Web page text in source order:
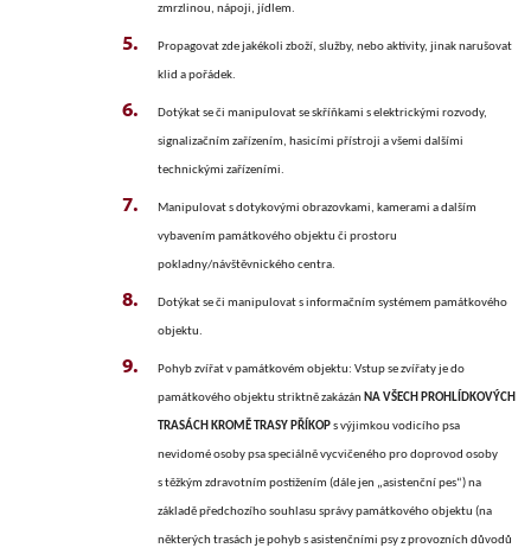
zmrzlinou, nápoji, jídlem.
Propagovat zde jakékoli zboží, služby, nebo aktivity, jinak narušovat
klid a pořádek.
Dotýkat se či manipulovat se skříňkami s elektrickými rozvody,
signalizačním zařízením, hasicími přístroji a všemi dalšími
technickými zařízeními.
Manipulovat s dotykovými obrazovkami, kamerami a dalším
vybavením památkového objektu či prostoru
pokladny/návštěvnického centra.
Dotýkat se či manipulovat s informačním systémem památkového
objektu.
Pohyb zvířat v památkovém objektu: Vstup se zvířaty je do
památkového objektu striktně zakázán NA VŠECH PROHLÍDKOVÝCH
TRASÁCH KROMĚ TRASY PŘÍKOPsvýjimkou vodicího psa
nevidomé osoby psa speciálně vycvičeného pro doprovod osoby
s těžkým zdravotním postižením (dále jen „asistenční pes“)na
základě předchozího souhlasu správy památkového objektu (na
některých trasách je pohyb s asistenčními psy z provozních důvodů